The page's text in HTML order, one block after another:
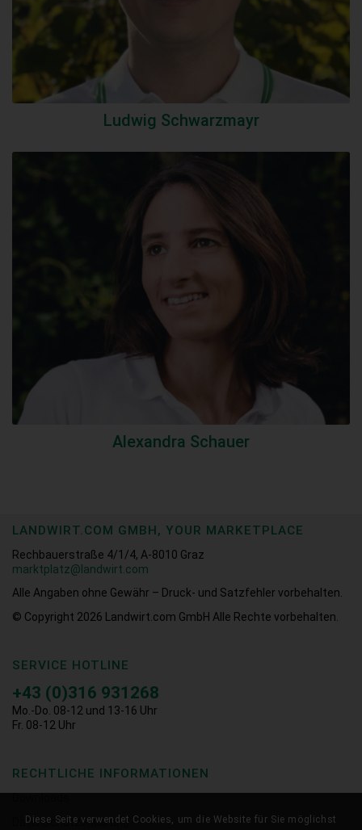
Ludwig Schwarzmayr
Alexandra Schauer
LANDWIRT.COM GMBH, YOUR MARKETPLACE
Rechbauerstraße 4/1/4, A-8010 Graz
marktplatz@landwirt.com
Alle Angaben ohne Gewähr – Druck- und Satzfehler vorbehalten.
© Copyright 2026 Landwirt.com GmbH Alle Rechte vorbehalten.
SERVICE HOTLINE
+43 (0)316 931268
Mo.-Do. 08-12 und 13-16 Uhr
Fr. 08-12 Uhr
RECHTLICHE INFORMATIONEN
Datenschutzerklärung
Diese Seite verwendet Cookies, um die Website für Sie möglichst